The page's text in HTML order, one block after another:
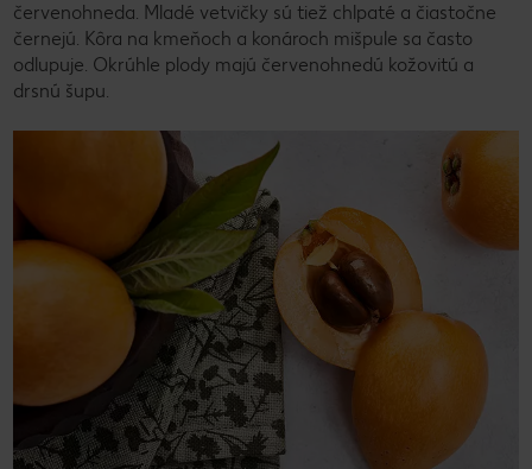
červenohneda. Mladé vetvičky sú tiež chlpaté a čiastočne
černejú. Kôra na kmeňoch a konároch mišpule sa často
odlupuje. Okrúhle plody majú červenohnedú kožovitú a
drsnú šupu.